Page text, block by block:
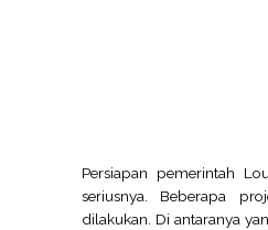
Persiapan pemerintah
seriusnya. Beberapa
dilakukan. Di antaranya